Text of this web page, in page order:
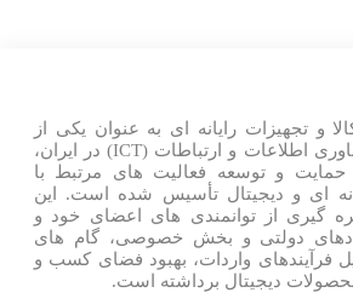
و تجهیزات رایانه ای به عنوان یکی از
ارکان اصلی صنف فناوری اطلاعات و ارتباطات (ICT) در ایران،
و توسعه فعالیت های مرتبط با
ای و دیجیتال تأسیس شده است. این
گیری از توانمندی های اعضای خود و
دولتی و بخش خصوصی، گام های
فرآیندهای واردات، بهبود فضای کسب و
دیجیتال برداشته است.